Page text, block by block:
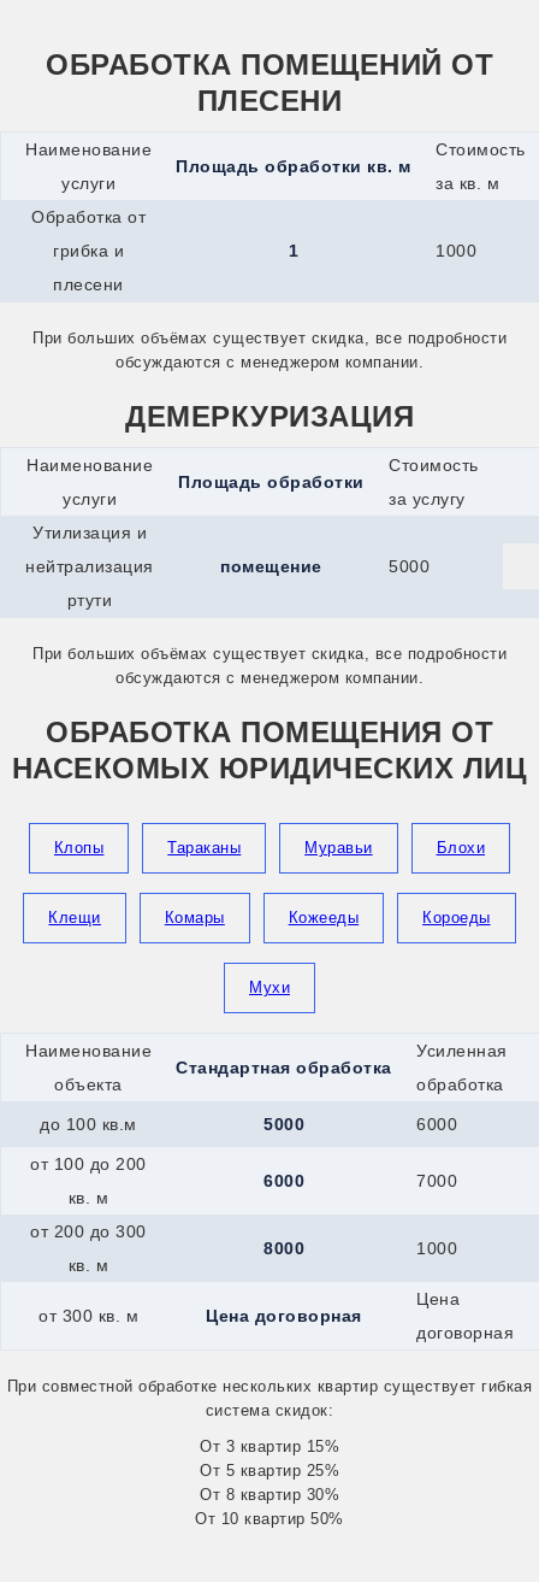
Оса
Павловский Посад
Переславль-Залесский
Псков
Пушкино
Реутов
Сергиев Посад
Серпухов
Славянск-на-Кубани
Солнечногорск
Старый Оскол
Стрежевой
Талица
Торжок
Торопец
Балей
Ахтубинск
Абакан
Балашов
Арсеньев
Балтийск
Анжеро-Судженск
Верея
Белоусово
Братск
Гай
Всеволожск
Джанкой
Долинск
Дрезна
Горняк
Канск
Керчь
Иркутск
Железноводск
Каспийск
Катайск
Касли
ОБРАБОТКА ПОМЕЩЕНИЙ ОТ
ПЛЕСЕНИ
Наименование
услуги
Площадь обработки кв. м
Стоимость
за кв. м
Обработка от
грибка и
плесени
1 1000
При больших объёмах существует скидка, все подробности
обсуждаются с менеджером компании.
ДЕМЕРКУРИЗАЦИЯ
Наименование
услуги
Площадь обработки
Стоимость
за услугу
Утилизация и
нейтрализация
ртути
помещение 5000
При больших объёмах существует скидка, все подробности
обсуждаются с менеджером компании.
ОБРАБОТКА ПОМЕЩЕНИЯ ОТ
НАСЕКОМЫХ ЮРИДИЧЕСКИХ ЛИЦ
Клопы Тараканы Муравьи Блохи
Клещи Комары Кожееды Короеды
Мухи
Наименование
объекта
Стандартная обработка
Усиленная
обработка
до 100 кв.м 5000 6000
от 100 до 200
кв. м
6000 7000
от 200 до 300
кв. м
8000 1000
от 300 кв. м Цена договорная
Цена
договорная
При совместной обработке нескольких квартир существует гибкая
система скидок:
От 3 квартир 15%
От 5 квартир 25%
От 8 квартир 30%
От 10 квартир 50%